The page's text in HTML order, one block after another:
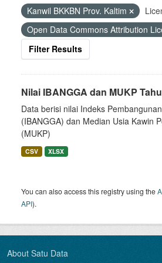
Kanwil BKKBN Prov. Kaltim
Open Data Commons Attribution
Filter Results
Nilai IBANGGA dan MUKP
Data berisi nilai Indeks
(IBANGGA) dan Median Usia Kawin
(MUKP)
CSV XLSX
You can also access this registry using the
API).
About Satu Data